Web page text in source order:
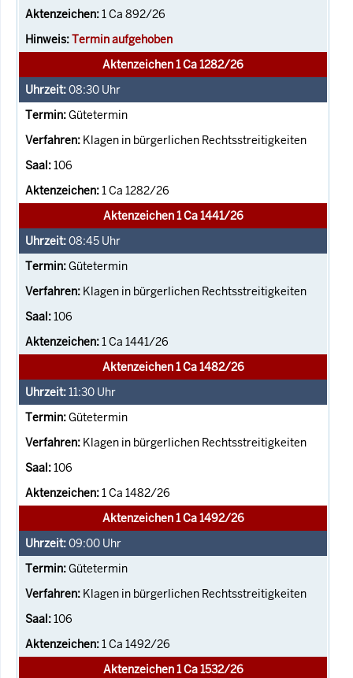
1 Ca 892/26
Termin aufgehoben
Aktenzeichen 1 Ca 1282/26
08:30 Uhr
Gütetermin
Klagen in bürgerlichen Rechtsstreitigkeiten
106
1 Ca 1282/26
Aktenzeichen 1 Ca 1441/26
08:45 Uhr
Gütetermin
Klagen in bürgerlichen Rechtsstreitigkeiten
106
1 Ca 1441/26
Aktenzeichen 1 Ca 1482/26
11:30 Uhr
Gütetermin
Klagen in bürgerlichen Rechtsstreitigkeiten
106
1 Ca 1482/26
Aktenzeichen 1 Ca 1492/26
09:00 Uhr
Gütetermin
Klagen in bürgerlichen Rechtsstreitigkeiten
106
1 Ca 1492/26
Aktenzeichen 1 Ca 1532/26